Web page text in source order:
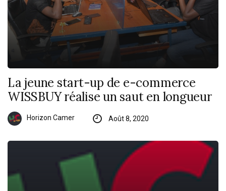
La jeune start-up de e-commerce
WISSBUY réalise un saut en longueur
Horizon Camer Août 8, 2020